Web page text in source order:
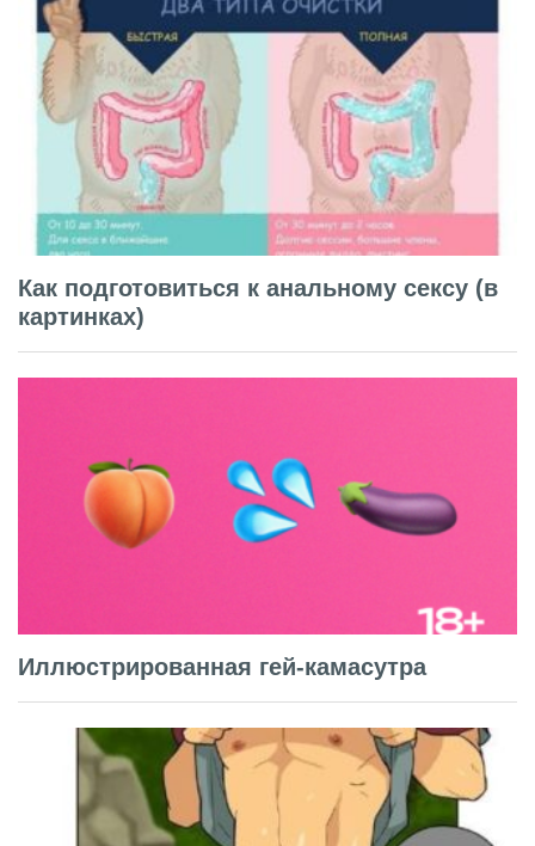
Как подготовиться к анальному сексу (в
картинках)
Иллюстрированная гей-камасутра